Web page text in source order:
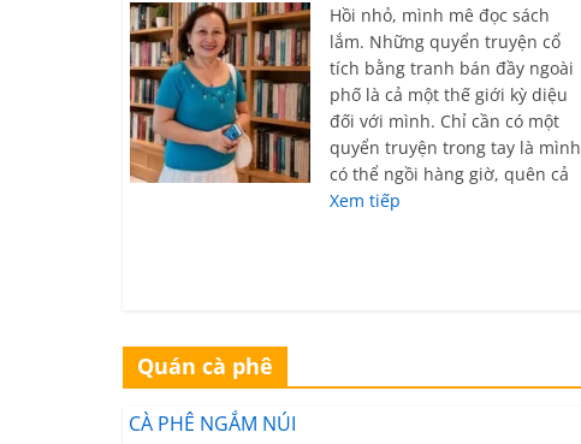
Hồi nhỏ, mình mê đọc sách
lắm. Những quyển truyện cổ
tích bằng tranh bán đầy ngoài
phố là cả một thế giới kỳ diệu
đối với mình. Chỉ cần có một
quyển truyện trong tay là mình
có thể ngồi hàng giờ, quên cả
Xem tiếp
Quán cà phê
CÀ PHÊ NGẮM NÚI